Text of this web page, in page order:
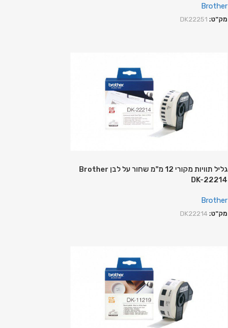
Brother
מק"ט: DK22251
גליל תוויות מקורי 12 מ"מ שחור על לבן Brother
DK-22214
Brother
מק"ט: DK22214